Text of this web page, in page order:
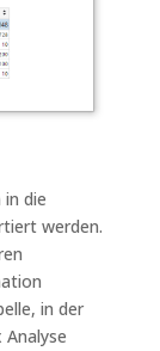
die
werden.
in der